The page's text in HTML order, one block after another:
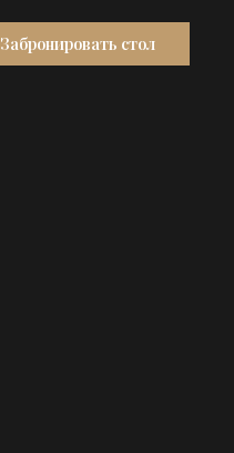
Забронировать стол